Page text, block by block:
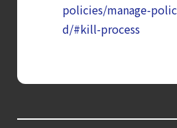
policies/manage-
d/#kill-process